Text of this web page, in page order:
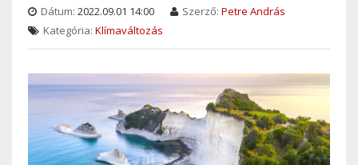
Dátum: 2022.09.01 14:00 Szerző: Petre András
Kategória: Klímaváltozás